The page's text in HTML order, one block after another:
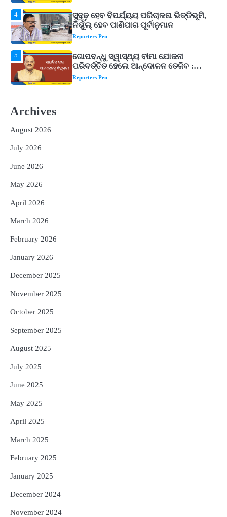
5
ଗୋପବନ୍ଧୁ ସ୍ୱାସ୍ଥ୍ୟ ବୀମା ଯୋଜନା
ପରିବର୍ତ୍ତିତ ହେଲେ ଆନ୍ଦୋଳନ ତେଜିବ :
ଉତ୍କଳ ସାମ୍ବାଦିକ ସଂଘ
Reporters Pen
1
Shiva Mantras Sawan 2026: ଶ୍ରାବଣରେ
ନିୟମିତ ଜପ କରନ୍ତୁ ଭଗବାନ ଶିବଙ୍କ ଏହି
୩ଟି ଶକ୍ତିଶାଳୀ ମନ୍ତ୍ର, ଦୂର ହୋଇପାରେ
ଆର୍ଥିକ ସଙ୍କଟ
Reporters Pen
5
Archives
August 2026
July 2026
June 2026
May 2026
April 2026
March 2026
February 2026
January 2026
December 2025
November 2025
October 2025
September 2025
August 2025
July 2025
June 2025
May 2025
April 2025
March 2025
February 2025
January 2025
December 2024
November 2024